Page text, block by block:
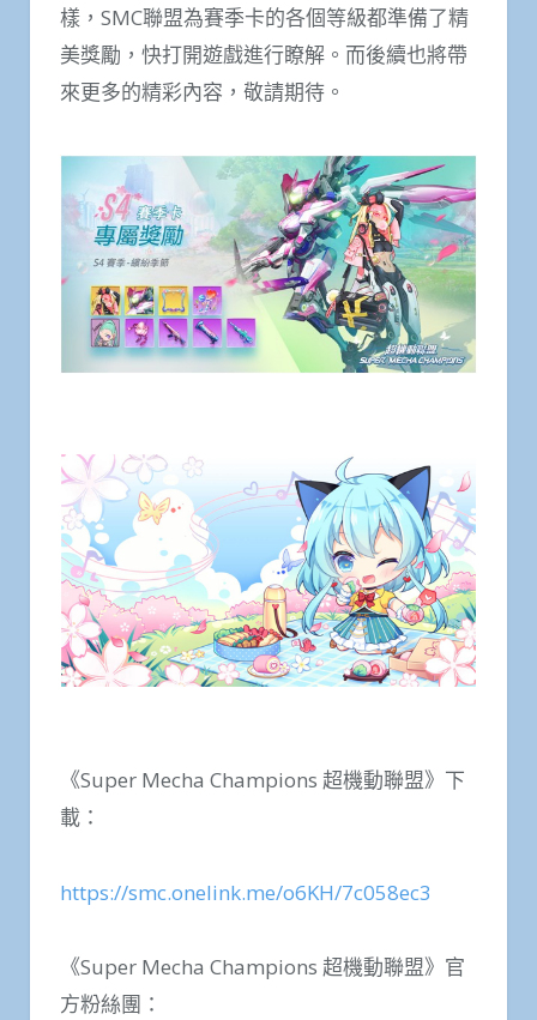
樣，SMC聯盟為賽季卡的各個等級都準備了精
美獎勵，快打開遊戲進行瞭解。而後續也將帶
來更多的精彩內容，敬請期待。
《Super Mecha Champions 超機動聯盟》下
載：
https://smc.onelink.me/o6KH/7c058ec3
《Super Mecha Champions 超機動聯盟》官
方粉絲團：